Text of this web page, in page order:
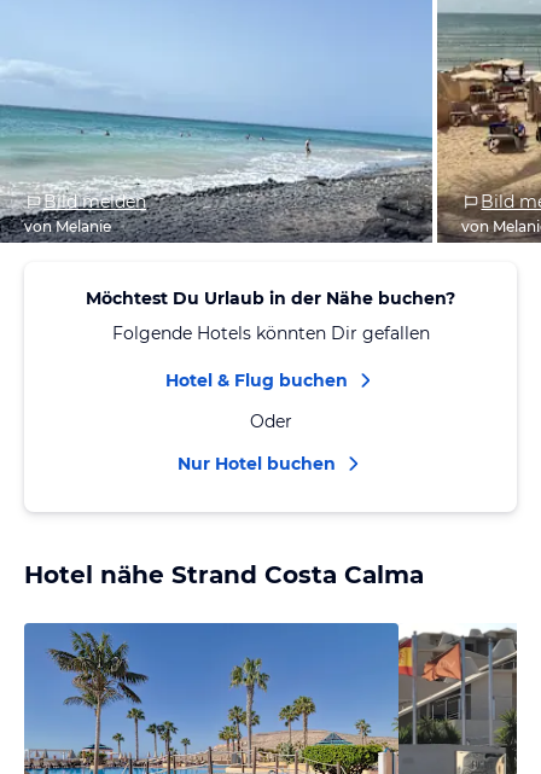
Bild melden
von Melanie
Bild
von
Möchtest Du Urlaub in der Nähe buchen?
Folgende Hotels könnten Dir gefallen
Hotel & Flug buchen
Oder
Nur Hotel buchen
Hotel nähe Strand Costa Calma